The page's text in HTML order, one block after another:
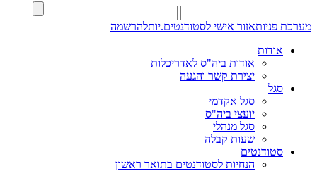
מערכת פניותאזור אישי לסטודנטים.יותלהרשמה
אודות
אודות ביה"ס לאדריכלות
יצירת קשר והגעה
סגל
סגל אקדמי
יועצי ביה"ס
סגל מנהלי
שעות קבלה
סטודנטים
הנחיות לסטודנטים בתואר ראשון